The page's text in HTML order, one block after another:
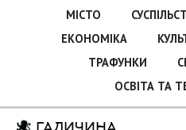
МІСТО
ЕКОНОМІКА
ТРАФУНКИ
ОСВІТА ТА